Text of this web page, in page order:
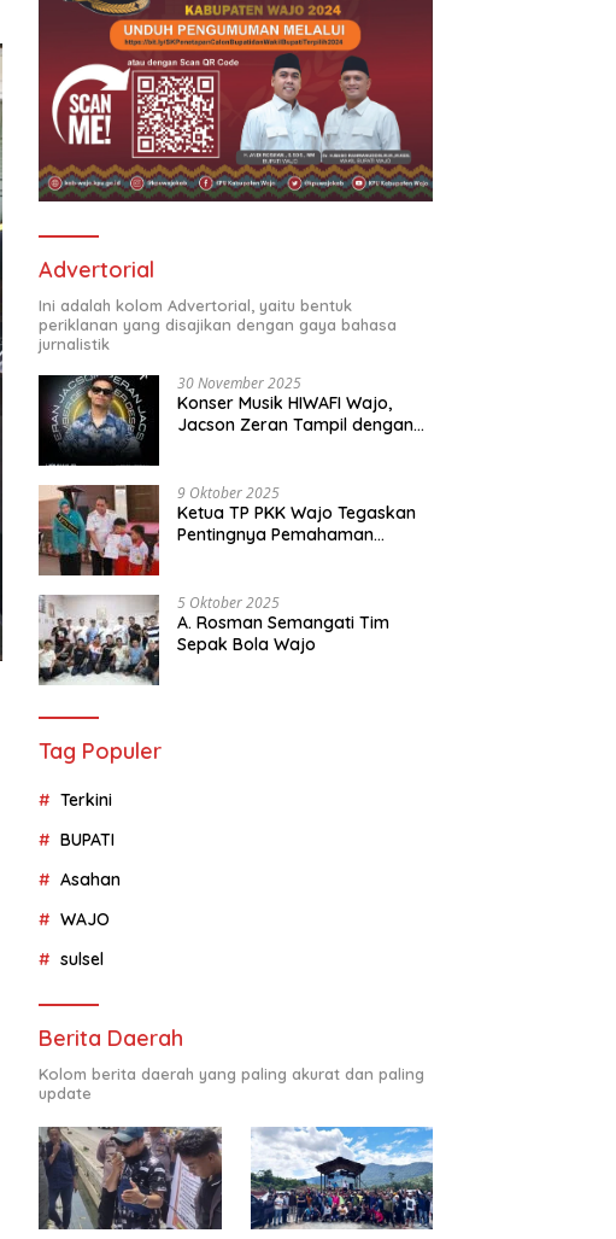
Advertorial
Ini adalah kolom Advertorial, yaitu bentuk
periklanan yang disajikan dengan gaya bahasa
jurnalistik
30 November 2025
Konser Musik HIWAFI Wajo,
Jacson Zeran Tampil dengan
9 Oktober 2025
Ketua TP PKK Wajo Tegaskan
Pentingnya Pemahaman
5 Oktober 2025
A. Rosman Semangati Tim
Sepak Bola Wajo
Tag Populer
Terkini
BUPATI
Asahan
WAJO
sulsel
Berita Daerah
Kolom berita daerah yang paling akurat dan paling
update